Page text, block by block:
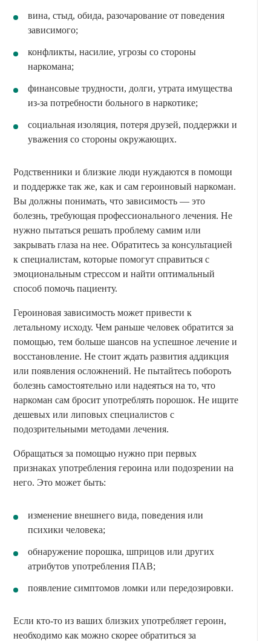
вина, стыд, обида, разочарование от поведения
зависимого;
конфликты, насилие, угрозы со стороны
наркомана;
финансовые трудности, долги, утрата имущества
из-за потребности больного в наркотике;
социальная изоляция, потеря друзей, поддержки и
уважения со стороны окружающих.
Родственники и близкие люди нуждаются в помощи
и поддержке так же, как и сам героиновый наркоман.
Вы должны понимать, что зависимость — это
болезнь, требующая профессионального лечения. Не
нужно пытаться решать проблему самим или
закрывать глаза на нее. Обратитесь за консультацией
к специалистам, которые помогут справиться с
эмоциональным стрессом и найти оптимальный
способ помочь пациенту.
Героиновая зависимость может привести к
летальному исходу. Чем раньше человек обратится за
помощью, тем больше шансов на успешное лечение и
восстановление. Не стоит ждать развития аддикция
или появления осложнений. Не пытайтесь побороть
болезнь самостоятельно или надеяться на то, что
наркоман сам бросит употреблять порошок. Не ищите
дешевых или липовых специалистов с
подозрительными методами лечения.
Обращаться за помощью нужно при первых
признаках употребления героина или подозрении на
него. Это может быть:
изменение внешнего вида, поведения или
психики человека;
обнаружение порошка, шприцов или других
атрибутов употребления ПАВ;
появление симптомов ломки или передозировки.
Если кто-то из ваших близких употребляет героин,
необходимо как можно скорее обратиться за